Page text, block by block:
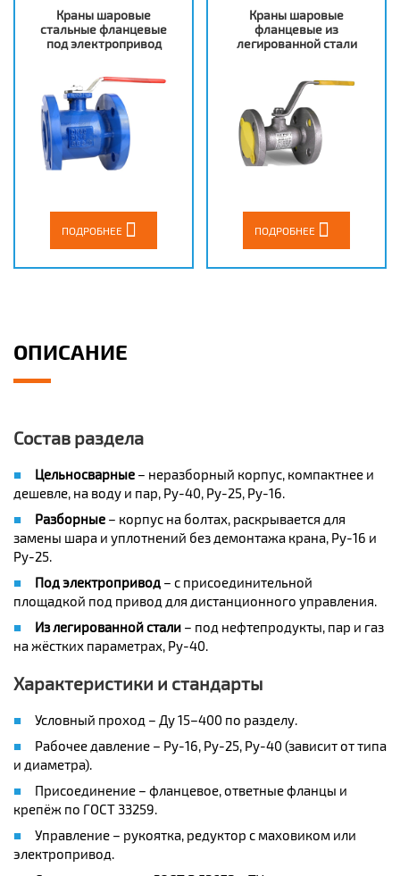
Краны шаровые
стальные фланцевые
под электропривод
ПОДРОБНЕЕ
Краны шаровые
фланцевые из
легированной стали
ПОДРОБНЕЕ
ОПИСАНИЕ
Состав раздела
Цельносварные – неразборный корпус, компактнее и
дешевле, на воду и пар, Ру-40, Ру-25, Ру-16.
Разборные – корпус на болтах, раскрывается для
замены шара и уплотнений без демонтажа крана, Ру-16 и
Ру-25.
Под электропривод – с присоединительной
площадкой под привод для дистанционного управления.
Из легированной стали – под нефтепродукты, пар и газ
на жёстких параметрах, Ру-40.
Характеристики и стандарты
Условный проход – Ду 15–400 по разделу.
Рабочее давление – Ру-16, Ру-25, Ру-40 (зависит от типа
и диаметра).
Присоединение – фланцевое, ответные фланцы и
крепёж по ГОСТ 33259.
Управление – рукоятка, редуктор с маховиком или
электропривод.